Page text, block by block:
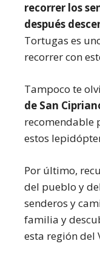
recorrer los
después
Tortugas es
recorrer con
Tampoco te
de San
recomendable
estos
Por último,
del pueblo y
senderos y
familia y
esta región del